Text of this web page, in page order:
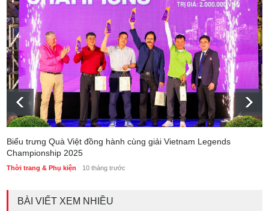
Biểu trưng Quà Việt đồng hành cùng giải Vietnam Legends
Championship 2025
Thời trang & Phụ kiện 10 tháng trước
BÀI VIẾT XEM NHIỀU